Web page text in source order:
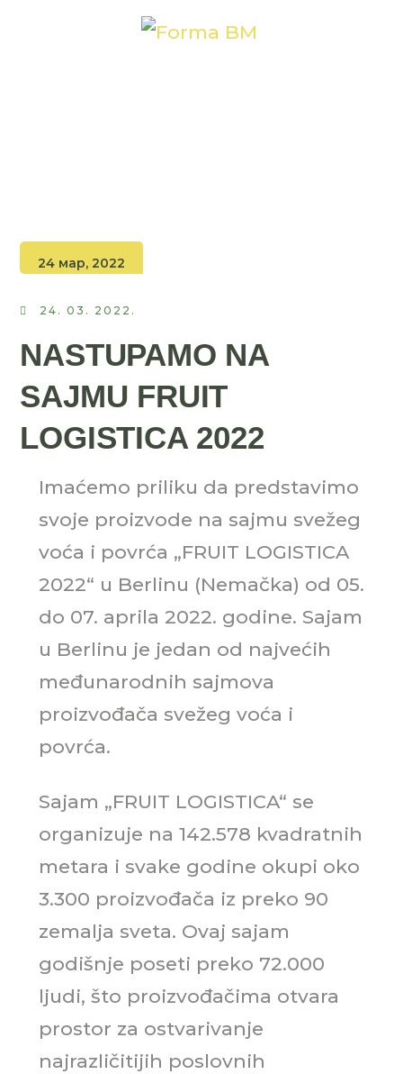
24 мар, 2022
24. 03. 2022.
NASTUPAMO NA
SAJMU FRUIT
LOGISTICA 2022
Imaćemo priliku da predstavimo
svoje proizvode na sajmu svežeg
voća i povrća „FRUIT LOGISTICA
2022“ u Berlinu (Nemačka) od 05.
do 07. aprila 2022. godine. Sajam
u Berlinu je jedan od najvećih
međunarodnih sajmova
proizvođača svežeg voća i
povrća.
Sajam „FRUIT LOGISTICA“ se
organizuje na 142.578 kvadratnih
metara i svake godine okupi oko
3.300 proizvođača iz preko 90
zemalja sveta. Ovaj sajam
godišnje poseti preko 72.000
ljudi, što proizvođačima otvara
prostor za ostvarivanje
najrazličitijih poslovnih